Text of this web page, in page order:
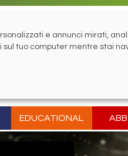
EDUCATIONAL
e annunci mirati,
tuo computer mentre stai